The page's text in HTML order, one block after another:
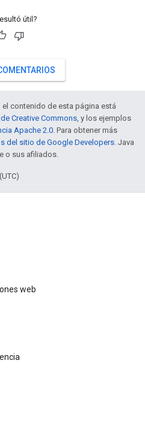
útil?
contenido de esta página está
Creative Commons , y los ejemplos
Apache 2.0 . Para obtener más
del sitio de Google Developers . Java
o sus afiliados.
web